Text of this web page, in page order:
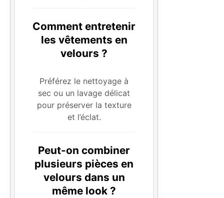
Comment entretenir
les vêtements en
velours ?
Préférez le nettoyage à
sec ou un lavage délicat
pour préserver la texture
et l’éclat.
Peut-on combiner
plusieurs pièces en
velours dans un
même look ?